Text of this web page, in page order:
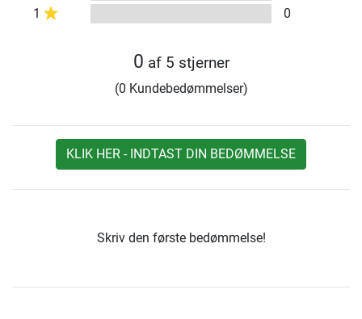
1
0
0 af 5 stjerner
(0 Kundebedømmelser)
KLIK HER - INDTAST DIN BEDØMMELSE
Skriv den første bedømmelse!